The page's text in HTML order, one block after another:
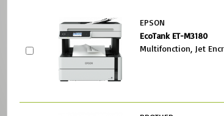
EPSON
EcoTank ET-M3180
Multifonction, Jet